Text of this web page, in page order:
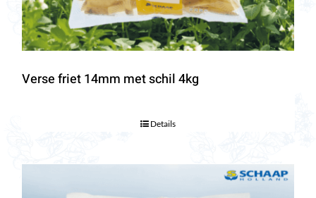
Verse friet 14mm met schil 4kg
Details